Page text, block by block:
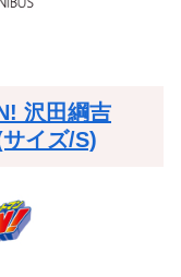
沢田綱吉
イズ/S)